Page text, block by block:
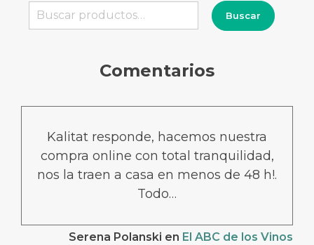
Buscar
Buscar
Comentarios
Kalitat responde, hacemos nuestra
compra online con total tranquilidad,
nos la traen a casa en menos de 48 h!.
Todo…
Serena Polanski en El ABC de los Vinos